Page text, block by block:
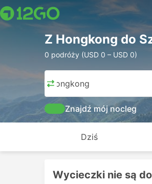
Z Hongkong do
0 podróży (USD 0 – USD 0)
Hongkong
Znajdź mój nocleg
Dziś
Wycieczki nie są